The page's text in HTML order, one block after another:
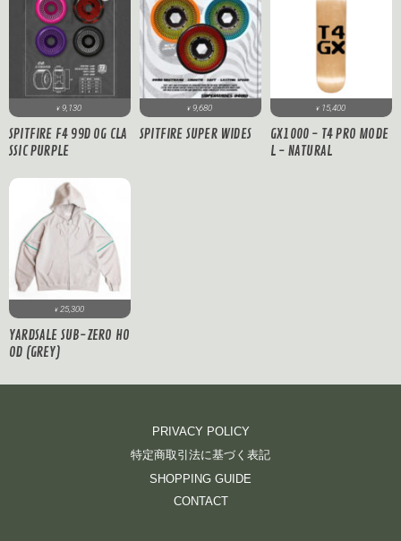
¥ 9,130
SPITFIRE F4 99D OG CLA
SSIC PURPLE
¥ 9,680
SPITFIRE SUPER WIDES
¥ 15,400
GX1000 - T4 PRO MODE
L - NATURAL
¥ 25,300
YARDSALE SUB-ZERO HO
OD (GREY)
PRIVACY POLICY
特定商取引法に基づく表記
SHOPPING GUIDE
CONTACT